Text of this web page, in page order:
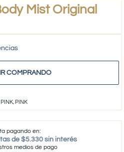
Mist Original
COMPRANDO
, PINK
pagando en:
de $5.330 sin interés
medios de pago